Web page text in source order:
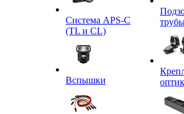
Система APS-C
(TL и CL)
Вспышки